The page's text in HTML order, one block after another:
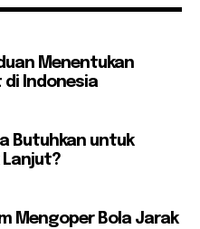
Menentukan
di Indonesia
Butuhkan untuk
Lanjut?
Mengoper Bola Jarak